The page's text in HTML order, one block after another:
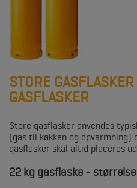
STORE
GASFLASKER
Store gasflasker anvendes
(gas til køkken og opvarmning)
gasflasker skal altid placeres
22 kg gasflaske -